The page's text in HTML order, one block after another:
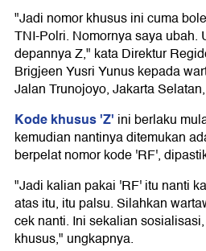
"Jadi nomor khusus ini cuma
TNI-Polri. Nomornya saya ubah.
depannya Z," kata Direktur
Brigjeen Yusri Yunus kepada
Jalan Trunojoyo, Jakarta
Kode khusus 'Z' ini berlaku
kemudian nantinya ditemukan
berpelat nomor kode 'RF',
"Jadi kalian pakai 'RF' itu nanti
atas itu, itu palsu. Silahkan
cek nanti. Ini sekalian
khusus," ungkapnya.